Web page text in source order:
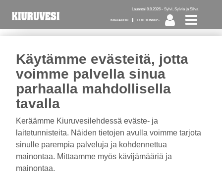
Lauantai 8.8.2026 - Sylvi, Sylvia ja Silva
KIRJAUDU LUO TUNNUS
Tilaa Kiuruvesi-lehti diginä
tai kotiinkannettuna!
Kirjaudu
Sähköposti
Käytämme evästeitä, jotta
voimme palvella sinua
parhaalla mahdollisella
tavalla
Keräämme Kiuruvesilehdessä eväste- ja
laitetunnisteita. Näiden tietojen avulla voimme tarjota
sinulle parempia palveluja ja kohdennettua
mainontaa. Mittaamme myös kävijämääriä ja
mainontaa.